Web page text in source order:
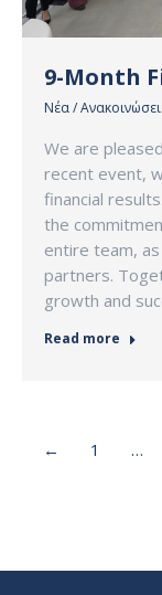
9-Month
Νέα /
We are
recent event,
financial
the
entire team,
partners.
growth and
Read more
← 1 …